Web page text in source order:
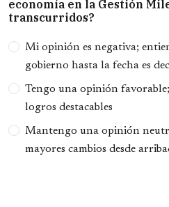
economía en la Gestión
transcurridos?
Opciones
Mi opinión es negativa;
gobierno hasta la fecha es
Tengo una opinión
logros destacables
Mantengo una opinión
mayores cambios desde